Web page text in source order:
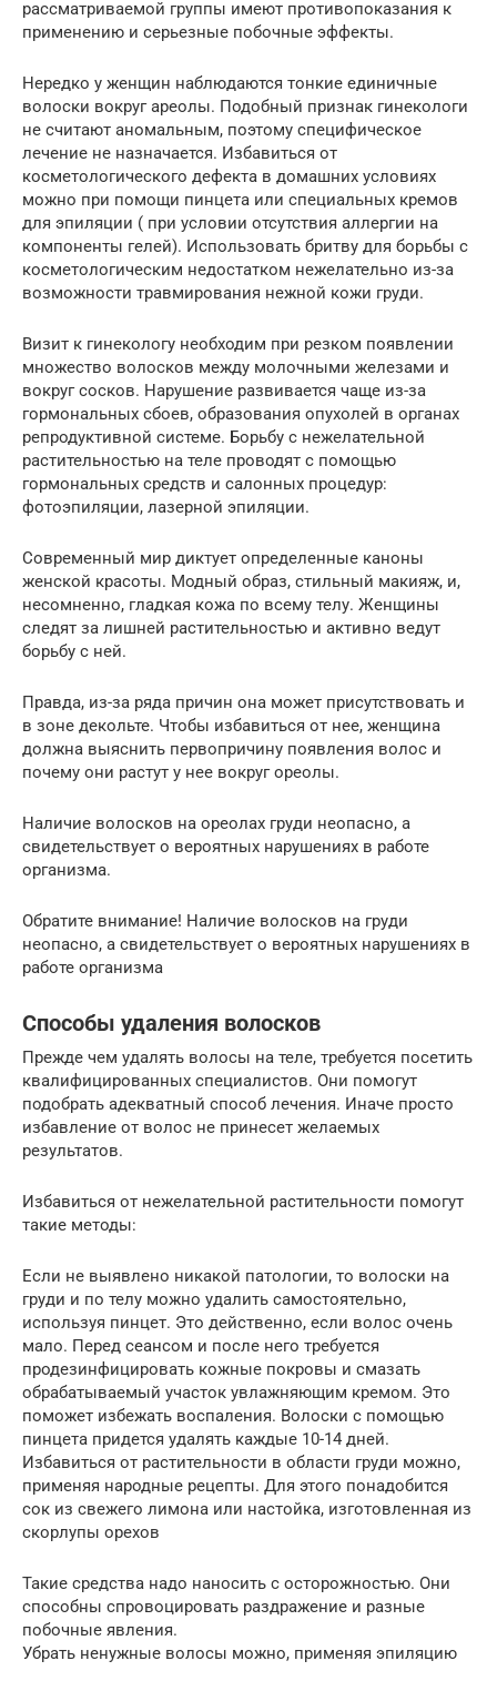
рассматриваемой группы имеют противопоказания к
применению и серьезные побочные эффекты.
Нередко у женщин наблюдаются тонкие единичные
волоски вокруг ареолы. Подобный признак гинекологи
не считают аномальным, поэтому специфическое
лечение не назначается. Избавиться от
косметологического дефекта в домашних условиях
можно при помощи пинцета или специальных кремов
для эпиляции ( при условии отсутствия аллергии на
компоненты гелей). Использовать бритву для борьбы с
косметологическим недостатком нежелательно из-за
возможности травмирования нежной кожи груди.
Визит к гинекологу необходим при резком появлении
множество волосков между молочными железами и
вокруг сосков. Нарушение развивается чаще из-за
гормональных сбоев, образования опухолей в органах
репродуктивной системе. Борьбу с нежелательной
растительностью на теле проводят с помощью
гормональных средств и салонных процедур:
фотоэпиляции, лазерной эпиляции.
Современный мир диктует определенные каноны
женской красоты. Модный образ, стильный макияж, и,
несомненно, гладкая кожа по всему телу. Женщины
следят за лишней растительностью и активно ведут
борьбу с ней.
Правда, из-за ряда причин она может присутствовать и
в зоне декольте. Чтобы избавиться от нее, женщина
должна выяснить первопричину появления волос и
почему они растут у нее вокруг ореолы.
Наличие волосков на ореолах груди неопасно, а
свидетельствует о вероятных нарушениях в работе
организма.
Обратите внимание! Наличие волосков на груди
неопасно, а свидетельствует о вероятных нарушениях в
работе организма
Способы удаления волосков
Прежде чем удалять волосы на теле, требуется посетить
квалифицированных специалистов. Они помогут
подобрать адекватный способ лечения. Иначе просто
избавление от волос не принесет желаемых
результатов.
Избавиться от нежелательной растительности помогут
такие методы:
Если не выявлено никакой патологии, то волоски на
груди и по телу можно удалить самостоятельно,
используя пинцет. Это действенно, если волос очень
мало. Перед сеансом и после него требуется
продезинфицировать кожные покровы и смазать
обрабатываемый участок увлажняющим кремом. Это
поможет избежать воспаления. Волоски с помощью
пинцета придется удалять каждые 10-14 дней.
Избавиться от растительности в области груди можно,
применяя народные рецепты. Для этого понадобится
сок из свежего лимона или настойка, изготовленная из
скорлупы орехов
Такие средства надо наносить с осторожностью. Они
способны спровоцировать раздражение и разные
побочные явления.
Убрать ненужные волосы можно, применяя эпиляцию